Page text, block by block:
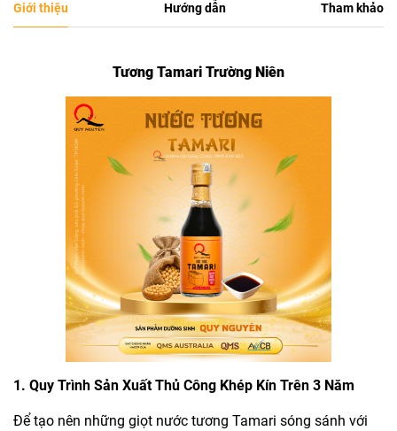
Giới thiệu Hướng dẫn Tham khảo
Tương Tamari Trường Niên
1. Quy Trình Sản Xuất Thủ Công Khép Kín Trên 3 Năm
Để tạo nên những giọt nước tương Tamari sóng sánh với